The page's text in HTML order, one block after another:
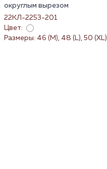
округлым вырезом
22КЛ-2253-201
Цвет:
Размеры: 46 (M), 48 (L), 50 (XL)